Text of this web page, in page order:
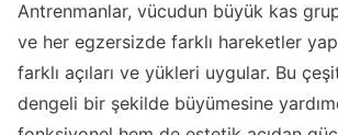
Antrenmanlar, vücudun büyük kas
ve her egzersizde farklı hareketler
farklı açıları ve yükleri uygular. Bu
dengeli bir şekilde büyümesine